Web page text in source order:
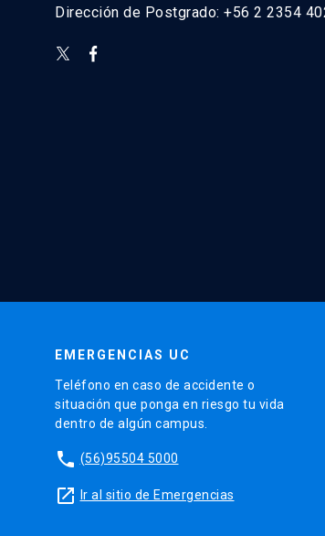
Dirección de Postgrado: +56 2 2354
EMERGENCIAS UC
Teléfono en caso de accidente o
situación que ponga en riesgo tu vida
dentro de algún campus.
phone (56)95504 5000
launch Ir al sitio de Emergencias